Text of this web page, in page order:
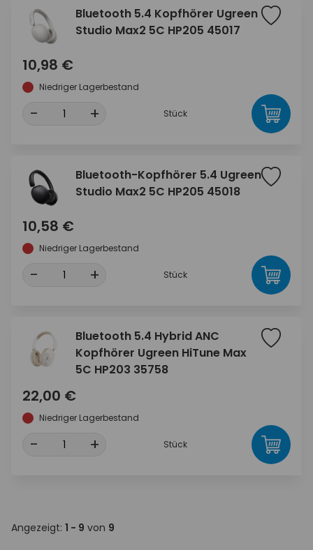
Bluetooth 5.4 Kopfhörer Ugreen
Studio Max2 5C HP205 45017
10,98 €
Niedriger Lagerbestand
- + Stück
Bluetooth-Kopfhörer 5.4 Ugreen
Studio Max2 5C HP205 45018
10,58 €
Niedriger Lagerbestand
- + Stück
Bluetooth 5.4 Hybrid ANC
Kopfhörer Ugreen HiTune Max
5C HP203 35758
22,00 €
Niedriger Lagerbestand
- + Stück
Angezeigt: 1 - 9 von 9